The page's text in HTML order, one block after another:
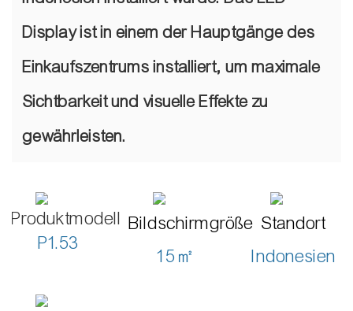
Display ist in einem der Hauptgänge des
Einkaufszentrums installiert, um maximale
Sichtbarkeit und visuelle Effekte zu
gewährleisten.
Produktmodell
P1.53
Bildschirmgröße
15㎡
Standort
Indonesien